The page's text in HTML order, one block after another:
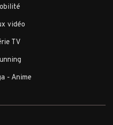
vidéo
TV
- Anime